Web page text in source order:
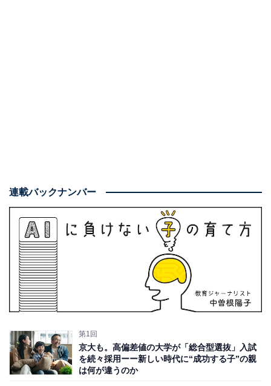
ヒロック初等部の授業の様子
東京がキャンパス！ 子どもが主役の学校
ヒロック初等部は、東京都世田谷区の砧公園という大き
2023年9月に東京都渋谷区の代々木公園のそばに2つ目の
スクールが誕生しました。
連載バックナンバー
第1回
京大も。高偏差値の大学が「総合型選抜」入試
を続々採用ーー新しい時代に“成功する子”の親
は何が違うのか